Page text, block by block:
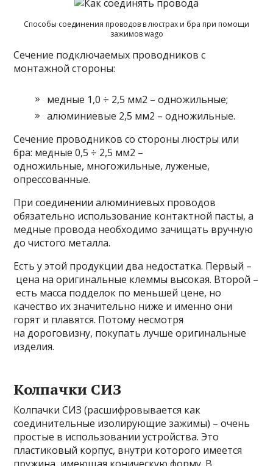
Способы соединения проводов в люстрах и бра при помощи
зажимов wago
Сечение подключаемых проводников с
монтажной стороны:
медные 1,0 ÷ 2,5 мм2 – одножильные;
алюминиевые 2,5 мм2 – одножильные.
Сечение проводников со стороны люстры или
бра: медные 0,5 ÷ 2,5 мм2 –
одножильные, многожильные, луженые,
опрессованные.
При соединении алюминиевых проводов
обязательно использование контактной пасты, а
медные провода необходимо зачищать вручную
до чистого металла.
Есть у этой продукции два недостатка. Первый –
цена на оригинальные клеммы высокая. Второй –
есть масса подделок по меньшей цене, но
качество их значительно ниже и именно они
горят и плавятся. Потому несмотря
на дороговизну, покупать лучше оригинальные
изделия.
Колпачки СИЗ
Колпачки СИЗ (расшифровывается как
соединительные изолирующие зажимы) – очень
простые в использовании устройства. Это
пластиковый корпус, внутри которого имеется
пружина, имеющая коническую форму. В